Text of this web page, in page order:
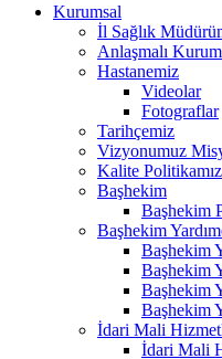
Kurumsal
İl Sağlık
Anlaşmalı
Hastanemiz
Videolar
Fotograflar
Tarihçemiz
Vizyonumuz
Kalite Politikamız
Başhekim
Başhekim
Başhekim
Başhekim
Başhekim
Başhekim
Başhekim
İdari Mali
İdari Mali